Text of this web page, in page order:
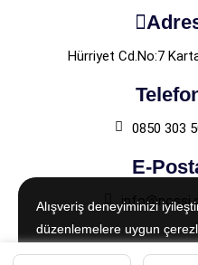
Alışveriş deneyiminizi
düzenlemelere uygun
Detaylı bilgiyeAydınlatma
Hürriyet Cd.No:7
0850 303
E-
Alışveriş deneyiminizi
düzenlemelere uygun
Detaylı bilgiyeAydınlatma